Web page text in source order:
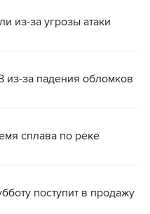
из-за угрозы атаки
из-за падения обломков
сплава по реке
поступит в продажу